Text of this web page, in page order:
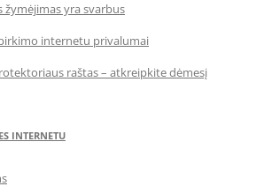
žymėjimas yra svarbus
internetu privalumai
raštas – atkreipkite dėmesį
INTERNETU